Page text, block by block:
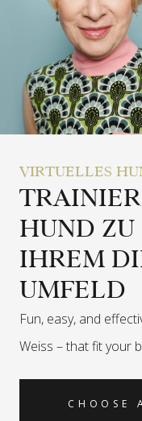
VIRTUELLES
HUND ZU
IHREM
UMFELD
Fun, easy, and
Weiss –that fit your
CHOOSE